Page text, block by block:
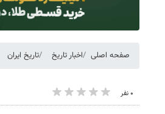
صفحه اصلی اخبار تاریخ تاریخ ایران
۰ نفر